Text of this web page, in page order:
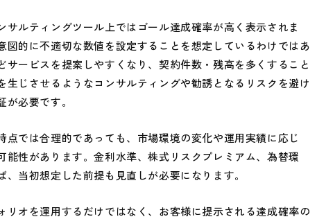
ルティングツール上ではゴール達成確率が高く表示されま
的に不適切な数値を設定することを想定しているわけではあ
サービスを提案しやすくなり、契約件数・残高を多くすること
じさせるようなコンサルティングや勧誘となるリスクを避け
必要です。
では合理的であっても、市場環境の変化や運用実績に応じ
性があります。金利水準、株式リスクプレミアム、為替環
当初想定した前提も見直しが必要になります。
オを運用するだけではなく、お客様に提示される達成確率の